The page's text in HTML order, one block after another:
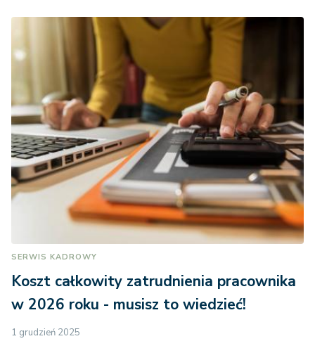
SERWIS KADROWY
Koszt całkowity zatrudnienia pracownika
w 2026 roku - musisz to wiedzieć!
1 grudzień 2025